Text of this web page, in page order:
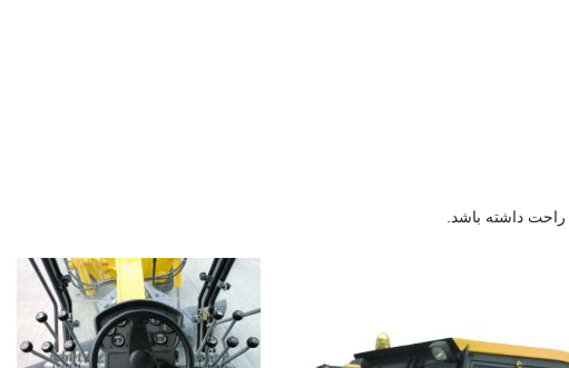
داشته باشد.